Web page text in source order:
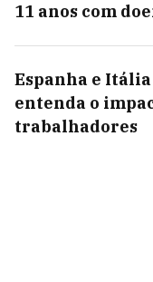
11 anos com
Espanha e
entenda o
trabalhadores